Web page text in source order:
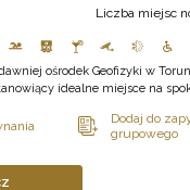
Liczba miejsc
ośrodek Geofizyki w
idealne miejsce na